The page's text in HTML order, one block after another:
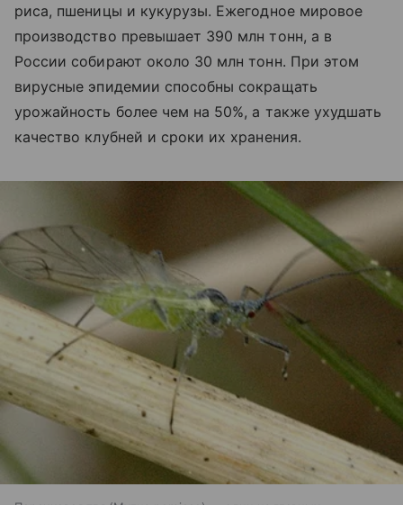
риса, пшеницы и кукурузы. Ежегодное мировое
производство превышает 390 млн тонн, а в
России собирают около 30 млн тонн. При этом
вирусные эпидемии способны сокращать
урожайность более чем на 50%, а также ухудшать
качество клубней и сроки их хранения.